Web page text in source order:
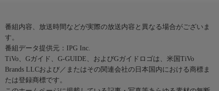
番組内容、放送時間などが実際の放送内容と異なる場合がございま
す。
番組データ提供元：IPG Inc.
TiVo、Gガイド、G-GUIDE、およびGガイドロゴは、米国TiVo
Brands LLCおよび／またはその関連会社の日本国内における商標ま
たは登録商標です。